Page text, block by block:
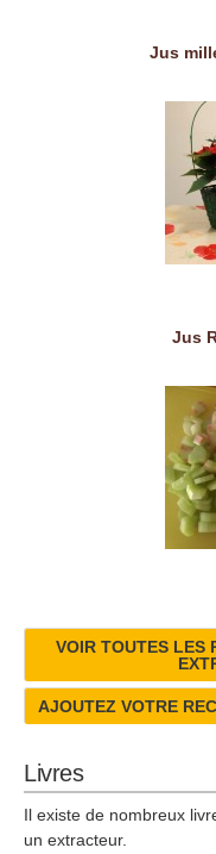
Jus
Jus
VOIR TOUTES LES
AJOUTEZ VOTRE
Livres
Il existe de nombreux
un extracteur.